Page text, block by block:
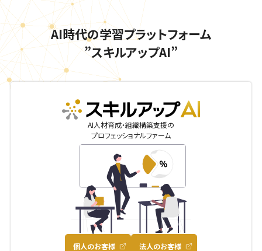
AI時代の学習プラットフォーム
”スキルアップAI”
skillupai
AI人材育成・組織構築支援の
プロフェッショナルファーム
個人のお客様 法人のお客様